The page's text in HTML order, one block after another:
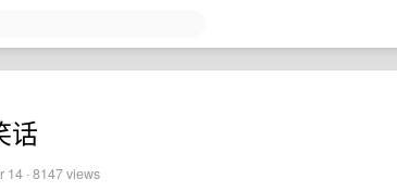
话
14 · 8147 views